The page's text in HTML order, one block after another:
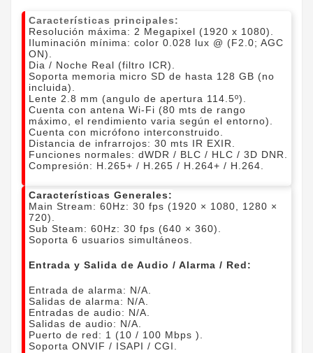
Características principales:
Resolución máxima: 2 Megapixel (1920 x 1080).
Iluminación mínima: color 0.028 lux @ (F2.0; AGC
ON).
Dia / Noche Real (filtro ICR).
Soporta memoria micro SD de hasta 128 GB (no
incluida).
Lente 2.8 mm (angulo de apertura 114.5º).
Cuenta con antena Wi-Fi (80 mts de rango
máximo, el rendimiento varia según el entorno).
Cuenta con micrófono interconstruido.
Distancia de infrarrojos: 30 mts IR EXIR.
Funciones normales: dWDR / BLC / HLC / 3D DNR.
Compresión: H.265+ / H.265 / H.264+ / H.264.
Características Generales:
Main Stream: 60Hz: 30 fps (1920 × 1080, 1280 ×
720).
Sub Steam: 60Hz: 30 fps (640 × 360).
Soporta 6 usuarios simultáneos.
Entrada y Salida de Audio / Alarma / Red:
Entrada de alarma: N/A.
Salidas de alarma: N/A.
Entradas de audio: N/A.
Salidas de audio: N/A.
Puerto de red: 1 (10 / 100 Mbps ).
Soporta ONVIF / ISAPI / CGI.